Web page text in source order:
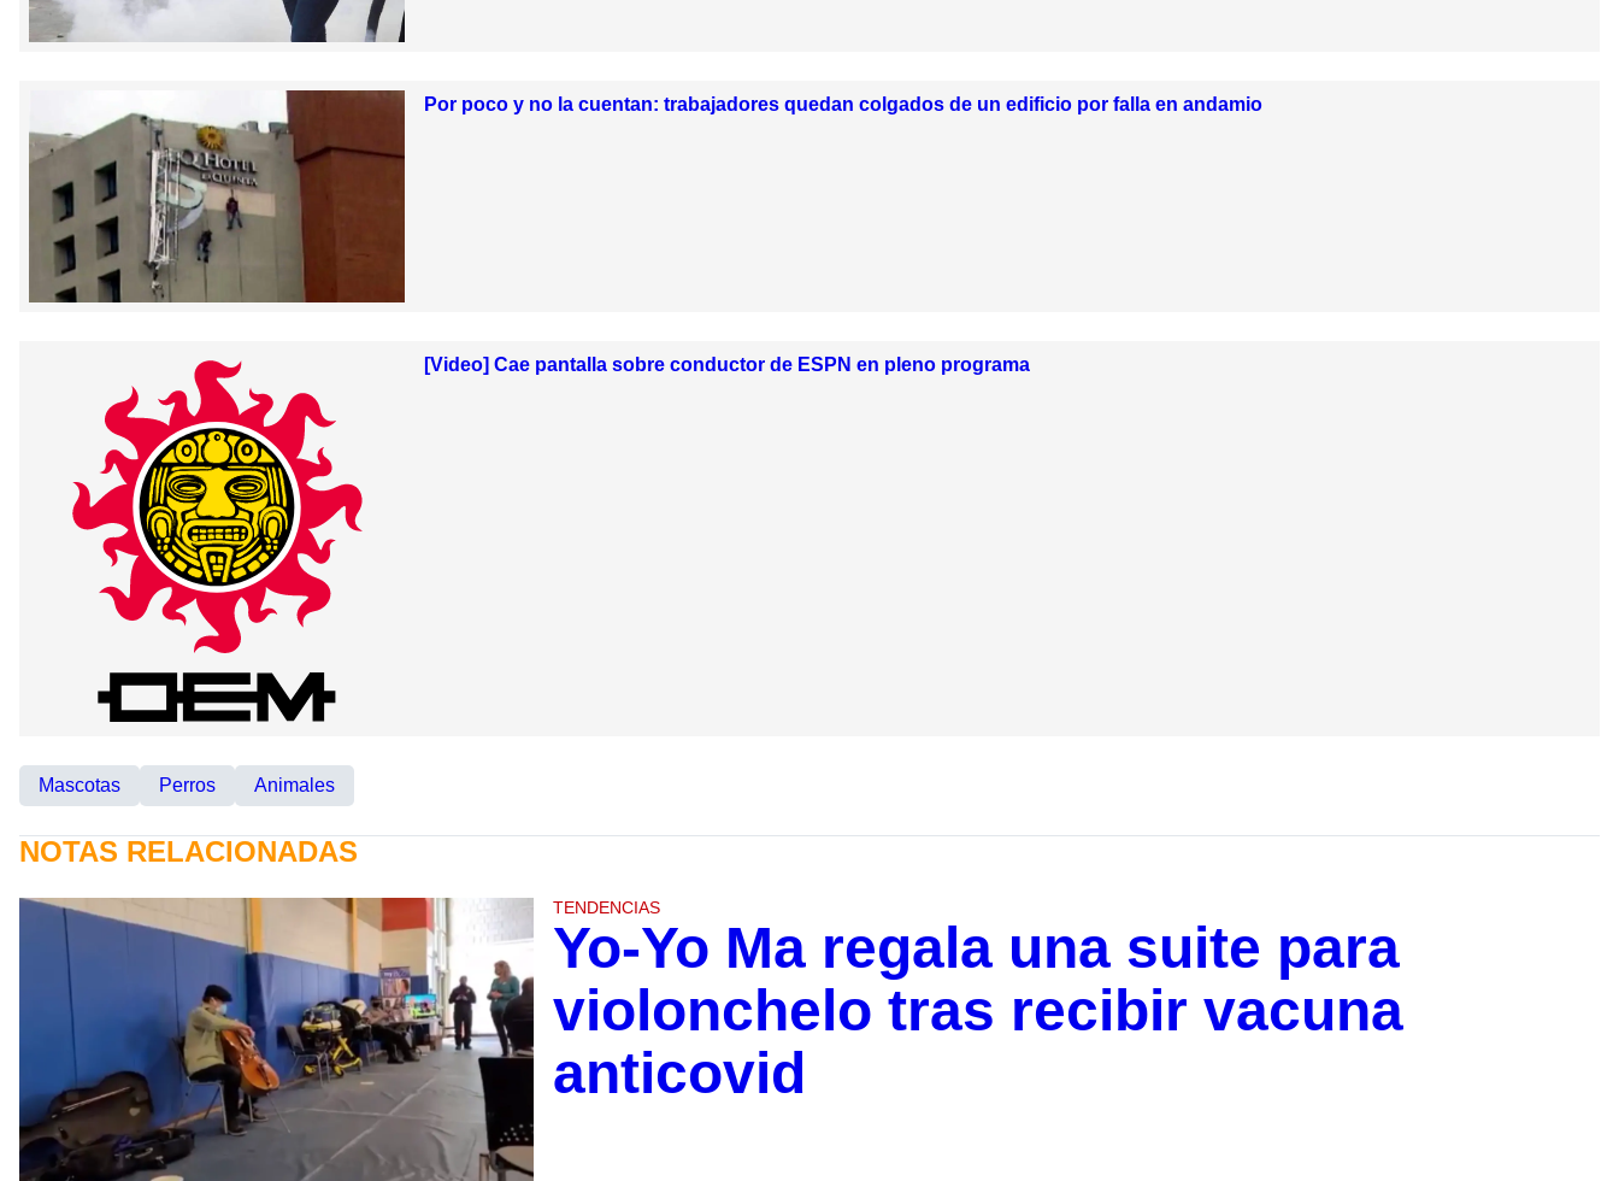
Por poco y no la cuentan: trabajadores quedan colgados de un edificio por falla en andamio
[Video] Cae pantalla sobre conductor de ESPN en pleno programa
Mascotas Perros Animales
NOTAS RELACIONADAS
TENDENCIAS
Yo-Yo Ma regala una suite para
violonchelo tras recibir vacuna
anticovid